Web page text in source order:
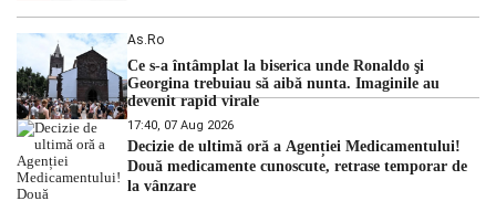
As.ro
Ce s-a întâmplat la biserica unde Ronaldo şi
Georgina trebuiau să aibă nunta. Imaginile au
devenit rapid virale
17:40, 07 Aug 2026
Decizie de ultimă oră a Agenției Medicamentului!
Două medicamente cunoscute, retrase temporar de
la vânzare